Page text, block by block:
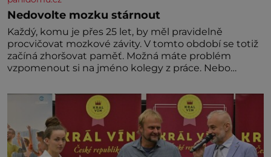
Nedovolte mozku stárnout
Každý, komu je přes 25 let, by měl pravidelně
procvičovat mozkové závity. V tomto období se totiž
začíná zhoršovat paměť. Možná máte problém
vzpomenout si na jméno kolegy z práce. Nebo
nedávno přečetli. Je to opravdu tak, s věkem jako
kdyby se paměť rozhodla stávkovat. Cvičte